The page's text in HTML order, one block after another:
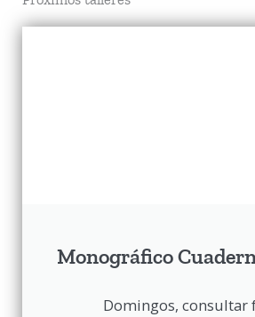
Monográfico
Domingos, consultar